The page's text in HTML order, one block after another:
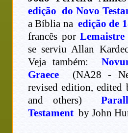
edição do Novo
a Bíblia na edição de
francês porLemaistre
se serviu Allan
Veja também:
Graece (NA28 -
revised edition, edited
and others)
Testament by John